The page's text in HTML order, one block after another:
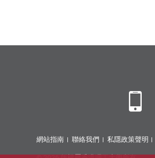
網站指南 聯絡我們 私隱政策聲明